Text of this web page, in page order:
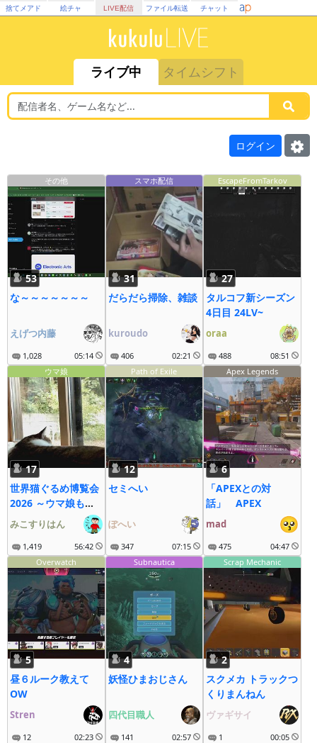
捨てメアド 絵チャ LIVE配信 ファイル転送 チャット
ライブ中 タイムシフト
ログイン
その他
53
な～～～～～～～
えげつ内藤
1,028 05:14
スマホ配信
31
だらだら掃除、雑談
kuroudo
406 02:21
EscapeFromTarkov
27
タルコフ新シーズン
4日目 24LV~
oraa
488
08:51
ウマ娘
17
世界猫ぐるめ博覧会
2026 ～ウマ娘も大
疾走にゃ～
みこすりはん
1,419 56:42
Path of Exile
12
セミへい
ぽへい
347 07:15
Apex Legends
6
「APEXとの対
話」 APEX
mad
475
04:47
Overwatch
5
昼６ルーク教えて
OW
Stren
12 02:23
Subnautica
4
妖怪ひまおじさん
四代目職人
141 02:57
Scrap Mechanic
2
スクメカ トラックつ
くりまんねん
ヴァギサイ
1
00:05